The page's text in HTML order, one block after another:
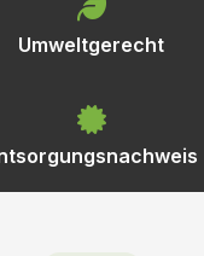
Umweltgerecht